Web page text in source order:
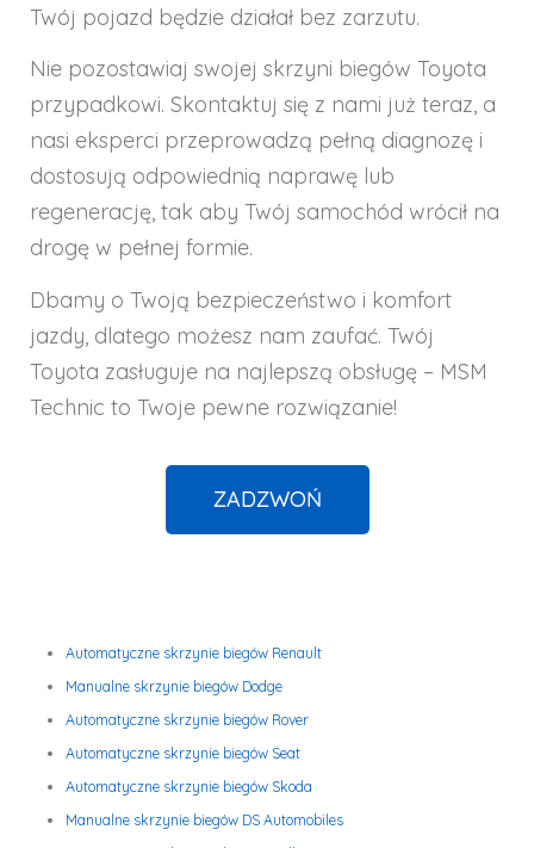
Twój pojazd będzie działał bez zarzutu.
Nie pozostawiaj swojej skrzyni biegów Toyota
przypadkowi. Skontaktuj się z nami już teraz, a
nasi eksperci przeprowadzą pełną diagnozę i
dostosują odpowiednią naprawę lub
regenerację, tak aby Twój samochód wrócił na
drogę w pełnej formie.
Dbamy o Twoją bezpieczeństwo i komfort
jazdy, dlatego możesz nam zaufać. Twój
Toyota zasługuje na najlepszą obsługę – MSM
Technic to Twoje pewne rozwiązanie!
ZADZWOŃ
Automatyczne skrzynie biegów Renault
Manualne skrzynie biegów Dodge
Automatyczne skrzynie biegów Rover
Automatyczne skrzynie biegów Seat
Automatyczne skrzynie biegów Skoda
Manualne skrzynie biegów DS Automobiles